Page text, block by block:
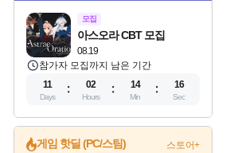
모집
08.19
아스오라 CBT 모집
참가자 모집까지 남은 기간
11
Days
02
Hours
14
Min
15
Sec
게임 핫딜 (PC/스팀) 스토어+